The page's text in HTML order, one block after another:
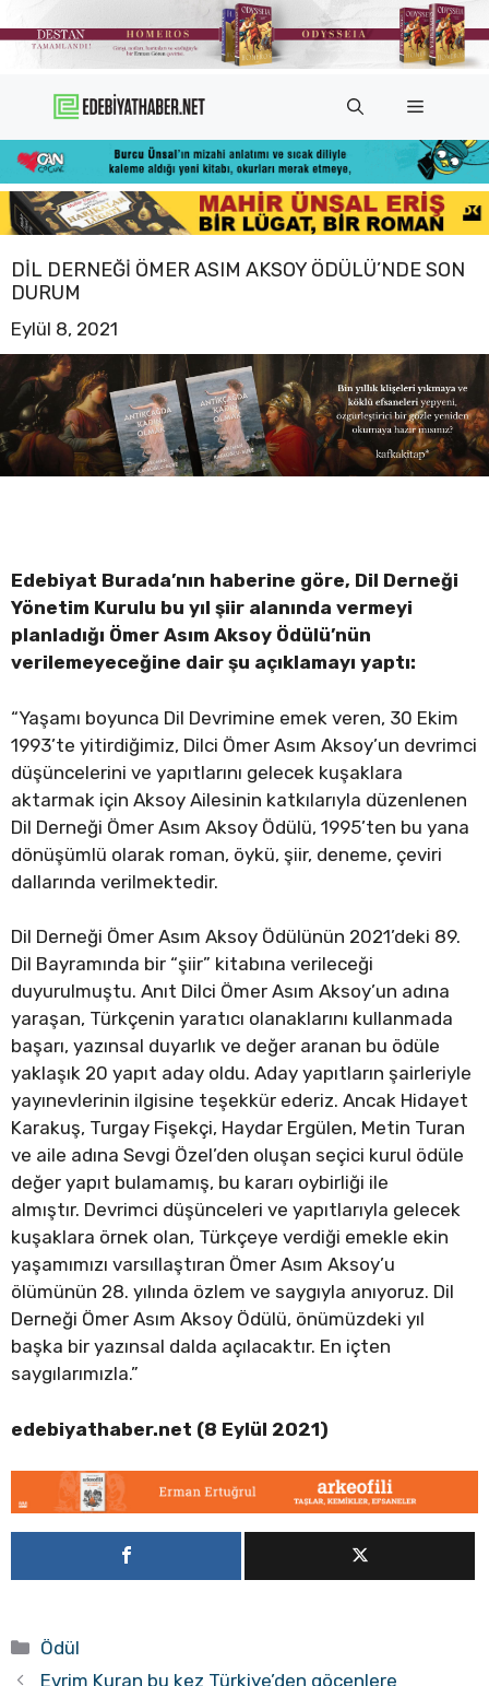
atla
Menü
DIL DERNEĞI ÖMER ASIM AKSOY ÖDÜLÜ’NDE SON
DURUM
Eylül 8, 2021
Edebiyat Burada’nın haberine göre, Dil Derneği
Yönetim Kurulu bu yıl şiir alanında vermeyi
planladığı Ömer Asım Aksoy Ödülü’nün
verilemeyeceğine dair şu açıklamayı yaptı:
“Yaşamı boyunca Dil Devrimine emek veren, 30 Ekim
1993’te yitirdiğimiz, Dilci Ömer Asım Aksoy’un devrimci
düşüncelerini ve yapıtlarını gelecek kuşaklara
aktarmak için Aksoy Ailesinin katkılarıyla düzenlenen
Dil Derneği Ömer Asım Aksoy Ödülü, 1995’ten bu yana
dönüşümlü olarak roman, öykü, şiir, deneme, çeviri
dallarında verilmektedir.
Dil Derneği Ömer Asım Aksoy Ödülünün 2021’deki 89.
Dil Bayramında bir “şiir” kitabına verileceği
duyurulmuştu. Anıt Dilci Ömer Asım Aksoy’un adına
yaraşan, Türkçenin yaratıcı olanaklarını kullanmada
başarı, yazınsal duyarlık ve değer aranan bu ödüle
yaklaşık 20 yapıt aday oldu. Aday yapıtların şairleriyle
yayınevlerinin ilgisine teşekkür ederiz. Ancak Hidayet
Karakuş, Turgay Fişekçi, Haydar Ergülen, Metin Turan
ve aile adına Sevgi Özel’den oluşan seçici kurul ödüle
değer yapıt bulamamış, bu kararı oybirliği ile
almıştır. Devrimci düşünceleri ve yapıtlarıyla gelecek
kuşaklara örnek olan, Türkçeye verdiği emekle ekin
yaşamımızı varsıllaştıran Ömer Asım Aksoy’u
ölümünün 28. yılında özlem ve saygıyla anıyoruz. Dil
Derneği Ömer Asım Aksoy Ödülü, önümüzdeki yıl
başka bir yazınsal dalda açılacaktır. En içten
saygılarımızla.”
edebiyathaber.net (8 Eylül 2021)
Kategoriler
Ödül
Evrim Kuran bu kez Türkiye’den göçenlere